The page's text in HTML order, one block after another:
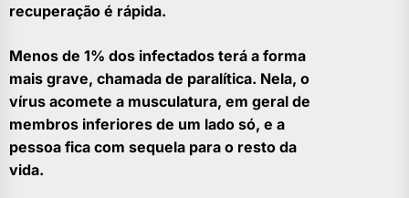
recuperação é rápida.
Menos de 1% dos infectados terá a forma
mais grave, chamada de paralítica. Nela, o
vírus acomete a musculatura, em geral de
membros inferiores de um lado só, e a
pessoa fica com sequela para o resto da
vida.